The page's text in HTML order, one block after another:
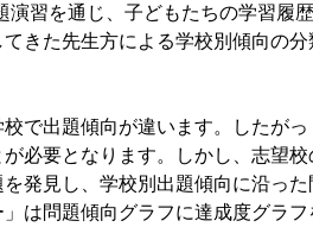
演習を通じ、子どもたちの学習履
きた先生方による学校別傾向の分
で出題傾向が違います。したがっ
必要となります。しかし、志望校
発見し、学校別出題傾向に沿った
は問題傾向グラフに達成度グラフ